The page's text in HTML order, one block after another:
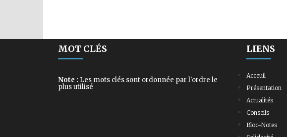
MOT CLÉS
Note : Les mots clés sont ordonnée par l'ordre le
plus utilisé
LIENS
Acceuil
Présentation
Actualités
Conseils
Bloc-Notes